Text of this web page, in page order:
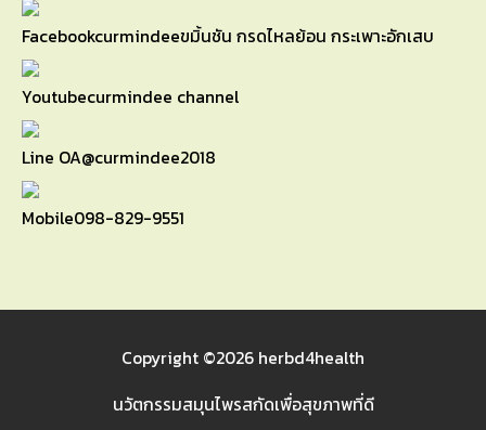
Facebookcurmindeeขมิ้นชัน กรดไหลย้อน กระเพาะอักเสบ
Youtubecurmindee channel
Line OA@curmindee2018
Mobile098-829-9551
Copyright ©2026 herbd4health
นวัตกรรมสมุนไพรสกัดเพื่อสุขภาพที่ดี